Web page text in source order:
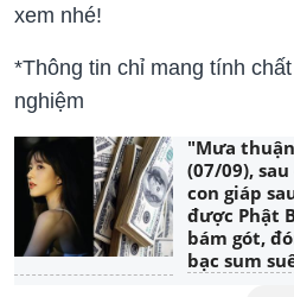
xem nhé!
*Thông tin chỉ mang tính
nghiệm
"Mưa
(07/09),
con giáp
được Phật
bám gót,
bạc sum